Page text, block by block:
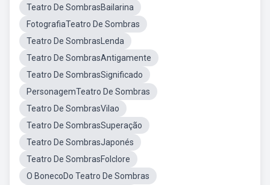
Teatro De SombrasBailarina
FotografiaTeatro De Sombras
Teatro De SombrasLenda
Teatro De SombrasAntigamente
Teatro De SombrasSignificado
PersonagemTeatro De Sombras
Teatro De SombrasVilao
Teatro De SombrasSuperação
Teatro De SombrasJaponés
Teatro De SombrasFolclore
O BonecoDo Teatro De Sombras